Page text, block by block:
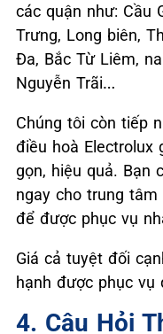
các quận như: Cầu
Trưng, Long biên,
Đa, Bắc Từ Liêm,
Nguyễn Trãi…
Chúng tôi còn tiếp
điều hoà Electrolux
gọn, hiệu quả. Bạn
ngay cho trung
để được phục vụ
Giá cả tuyệt đối
hạnh được phục vụ
4. Câu Hỏi